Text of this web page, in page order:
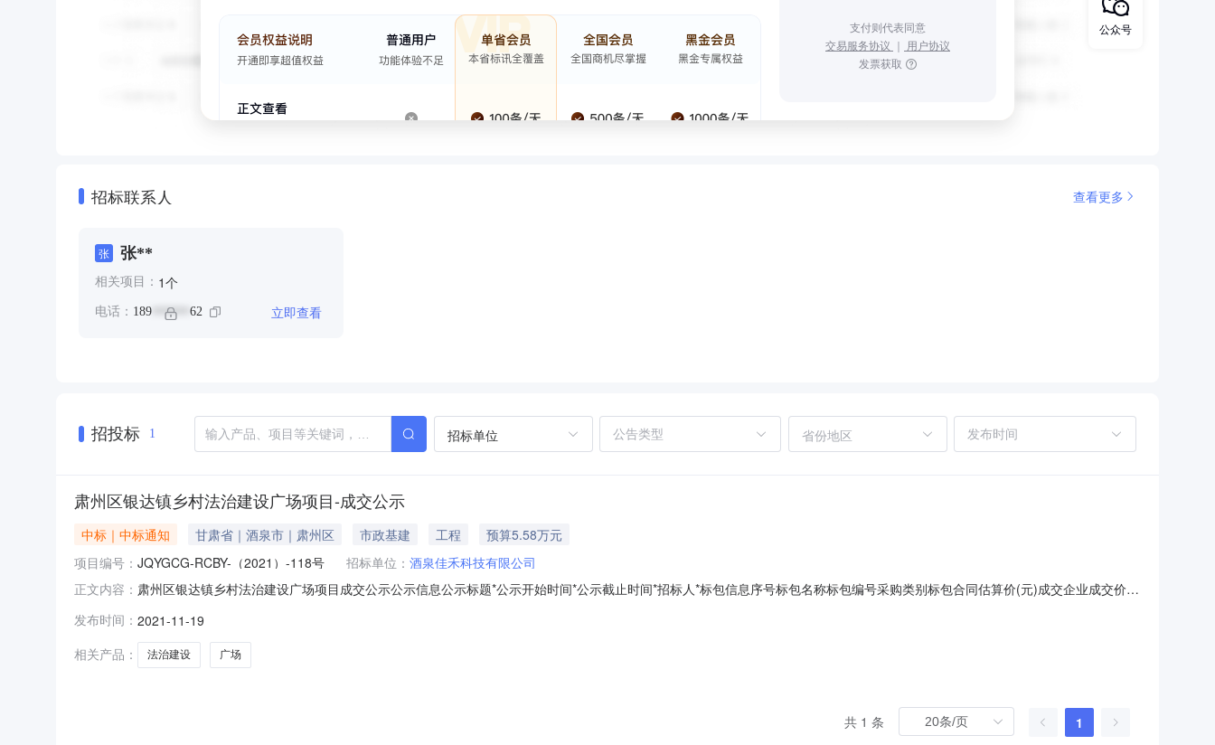
支付则代表同意
交易服务协议 ｜ 用户协议
发票获取
招标联系人 查看更多
张 张**
相关项目： 1个
电话： 189 ****** 62 立即查看
招投标 1 招标单位 省份地区
肃州区银达镇乡村法治建设广场项目-成交公示
中标｜中标通知 甘肃省｜酒泉市｜肃州区 市政基建 工程
预算5.58万元
项目编号： JQYGCG-RCBY-（2021）-118号 招标单位： 酒泉佳禾科技有限公司
正文内容： 肃州区银达镇乡村法治建设广场项目成交公示公示信息公示标题*公示开始时间*公示截止时间*招标人*标包信息序号标包名称标包编号采购类别标包合同估算价(元)成交企业成交价格
项目管理咨询有限公司受肃州区银达镇人民政府的委托，对“肃州区银达镇乡村法治建设广场项目”以竞价邀请方式进行采购，该项目于2021年11月18日在酒泉市公共资源交易中心网
站
发布时间： 2021-11-19
相关产品：
法治建设 广场
共 1 条 1
公众号